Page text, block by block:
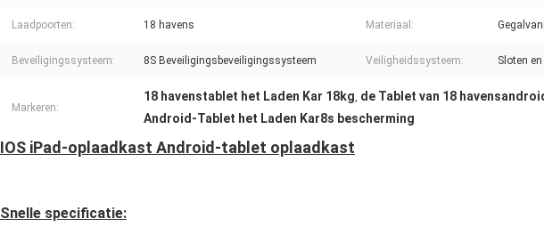
Laadpoorten: 18 havens Materiaal:
Beveiligingssysteem: 8S Beveiligingsbeveiligingssysteem Veiligheidssysteem: Sloten
Markeren:
18 havenstablet het Laden Kar 18kg, de Tablet van 18
Android-Tablet het Laden Kar8s bescherming
IOS iPad-oplaadkast Android-tablet oplaadkast
Snelle specificatie: